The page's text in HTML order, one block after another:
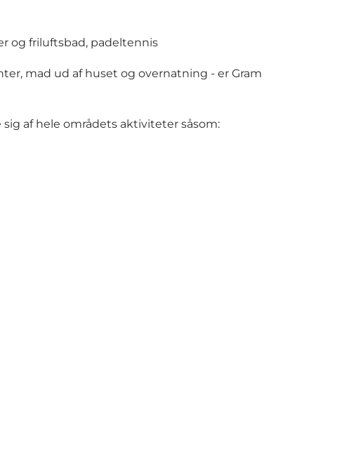
og friluftsbad, padeltennis
mad ud af huset og overnatning - er Gram
af hele områdets aktiviteter såsom: